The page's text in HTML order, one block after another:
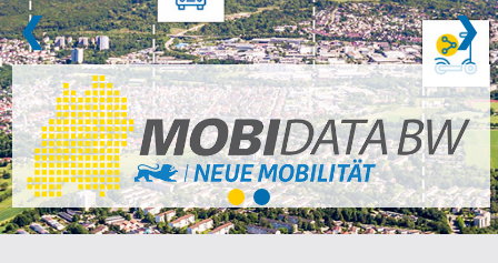
❮ ❯